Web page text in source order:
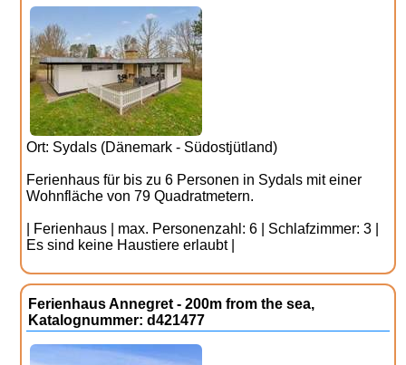
Ort: Sydals (Dänemark - Südostjütland)
Ferienhaus für bis zu 6 Personen in Sydals mit einer
Wohnfläche von 79 Quadratmetern.
| Ferienhaus | max. Personenzahl: 6 | Schlafzimmer: 3 |
Es sind keine Haustiere erlaubt |
Ferienhaus Annegret - 200m from the sea,
Katalognummer: d421477